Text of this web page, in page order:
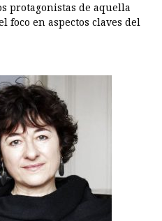
protagonistas de aquella
foco en aspectos claves del